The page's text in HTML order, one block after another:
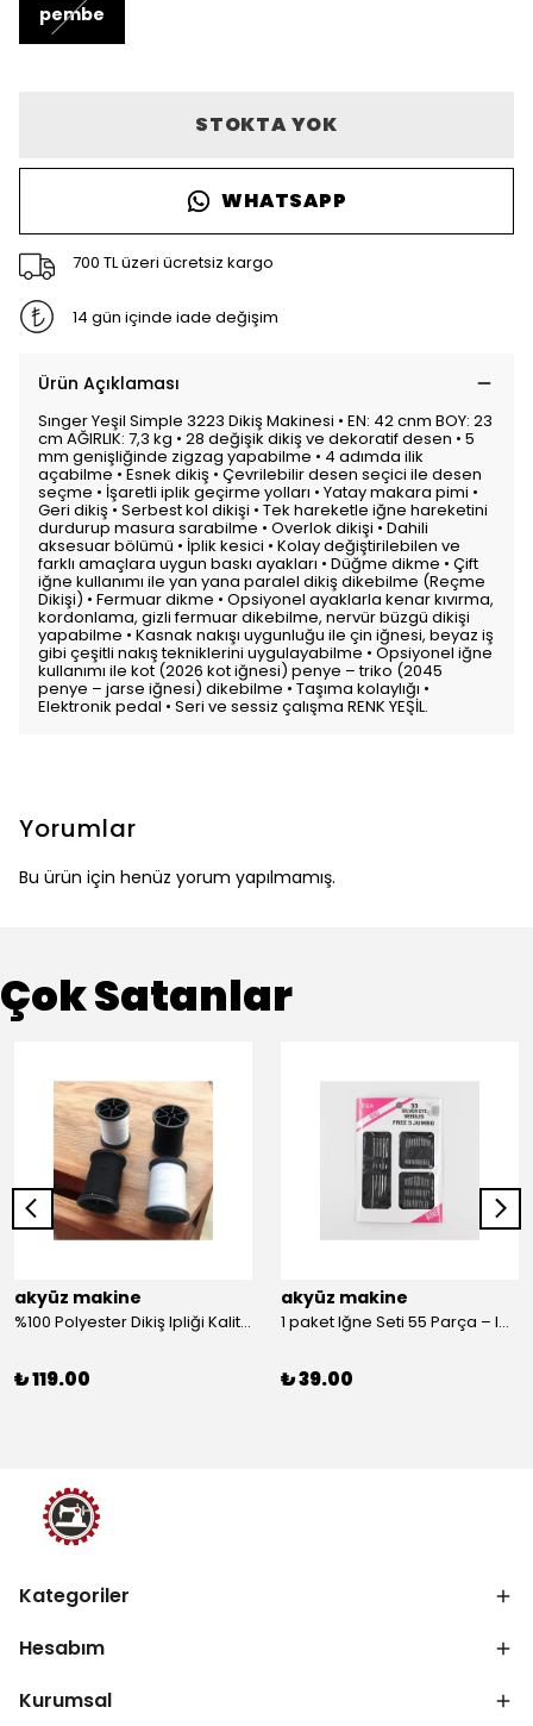
pembe
STOKTA YOK
WHATSAPP
700 TL üzeri ücretsiz kargo
14 gün içinde iade değişim
Ürün Açıklaması
Sınger Yeşil Simple 3223 Dikiş Makinesi • EN: 42 cnm BOY: 23
cm AĞIRLIK: 7,3 kg • 28 değişik dikiş ve dekoratif desen • 5
mm genişliğinde zigzag yapabilme • 4 adımda ilik
açabilme • Esnek dikiş • Çevrilebilir desen seçici ile desen
seçme • İşaretli iplik geçirme yolları • Yatay makara pimi •
Geri dikiş • Serbest kol dikişi • Tek hareketle iğne hareketini
durdurup masura sarabilme • Overlok dikişi • Dahili
aksesuar bölümü • İplik kesici • Kolay değiştirilebilen ve
farklı amaçlara uygun baskı ayakları • Düğme dikme • Çift
iğne kullanımı ile yan yana paralel dikiş dikebilme (Reçme
Dikişi) • Fermuar dikme • Opsiyonel ayaklarla kenar kıvırma,
kordonlama, gizli fermuar dikebilme, nervür büzgü dikişi
yapabilme • Kasnak nakışı uygunluğu ile çin iğnesi, beyaz iş
gibi çeşitli nakış tekniklerini uygulayabilme • Opsiyonel iğne
kullanımı ile kot (2026 kot iğnesi) penye – triko (2045
penye – jarse iğnesi) dikebilme • Taşıma kolaylığı •
Elektronik pedal • Seri ve sessiz çalışma RENK YEŞİL.
Yorumlar
Bu ürün için henüz yorum yapılmamış.
Çok Satanlar
akyüz makine
%100 Polyester Dikiş Ipliği Kaliteli 2 Adet Farklı Makara Ip Dikiş İpi Siyah&Beyaz 2'Li Set
₺ 119.00
akyüz makine
1 paket Iğne Seti 55 Parça – Iğne
₺ 39.00
Kategoriler
Hesabım
Kurumsal